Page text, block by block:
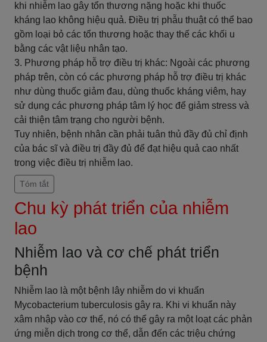
khi nhiễm lao gây tổn thương nặng hoặc khi thuốc
kháng lao không hiệu quả. Điều trị phẫu thuật có thể bao
gồm loại bỏ các tổn thương hoặc thay thế các khối u
bằng các vật liệu nhân tạo.
3. Phương pháp hỗ trợ điều trị khác: Ngoài các phương
pháp trên, còn có các phương pháp hỗ trợ điều trị khác
như dùng thuốc giảm đau, dùng thuốc kháng viêm, hay
sử dụng các phương pháp tâm lý học để giảm stress và
cải thiện tâm trạng cho người bệnh.
Tuy nhiên, bệnh nhân cần phải tuân thủ đầy đủ chỉ định
của bác sĩ và điều trị đầy đủ để đạt hiệu quả cao nhất
trong việc điều trị nhiễm lao.
Tóm tắt
Chu kỳ phát triển của nhiễm
lao
Nhiễm lao và cơ chế phát triển
bệnh
Nhiễm lao là một bệnh lây nhiễm do vi khuẩn
Mycobacterium tuberculosis gây ra. Khi vi khuẩn này
xâm nhập vào cơ thể, nó có thể gây ra một loạt các phản
ứng miễn dịch trong cơ thể, dẫn đến các triệu chứng